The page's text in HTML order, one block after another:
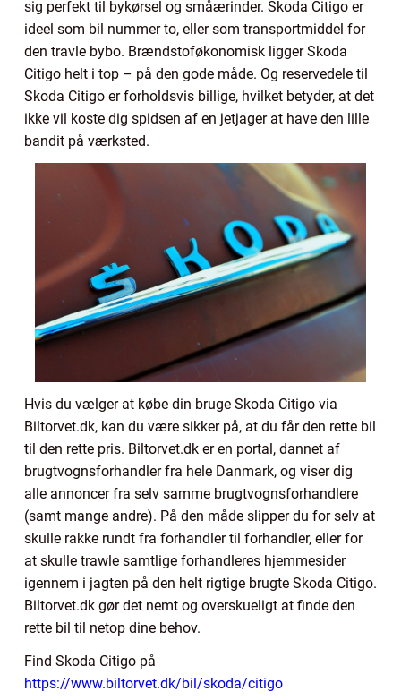
sig perfekt til bykørsel og småærinder. Skoda Citigo er
ideel som bil nummer to, eller som transportmiddel for
den travle bybo. Brændstoføkonomisk ligger Skoda
Citigo helt i top – på den gode måde. Og reservedele til
Skoda Citigo er forholdsvis billige, hvilket betyder, at det
ikke vil koste dig spidsen af en jetjager at have den lille
bandit på værksted.
Hvis du vælger at købe din bruge Skoda Citigo via
Biltorvet.dk, kan du være sikker på, at du får den rette bil
til den rette pris. Biltorvet.dk er en portal, dannet af
brugtvognsforhandler fra hele Danmark, og viser dig
alle annoncer fra selv samme brugtvognsforhandlere
(samt mange andre). På den måde slipper du for selv at
skulle rakke rundt fra forhandler til forhandler, eller for
at skulle trawle samtlige forhandleres hjemmesider
igennem i jagten på den helt rigtige brugte Skoda Citigo.
Biltorvet.dk gør det nemt og overskueligt at finde den
rette bil til netop dine behov.
Find Skoda Citigo på
https://www.biltorvet.dk/bil/skoda/citigo